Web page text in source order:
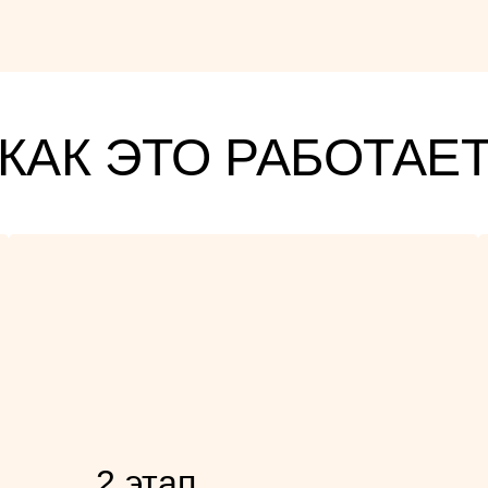
КАК ЭТО